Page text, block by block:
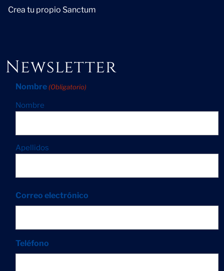
Crea tu propio Sanctum
Newsletter
Nombre (Obligatorio)
Nombre
Apellidos
Correo electrónico
Teléfono